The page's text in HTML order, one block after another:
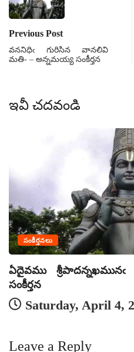
Previous Post
వననిధిఁ గురిసిన వానలివి
మతి- – అన్నమయ్య సంకీర్తన
ఇవీ చదవండి
సంకీర్తనలు
ఏదైవము
సంకీర్తన
Saturday, April 4,
Leave a Reply